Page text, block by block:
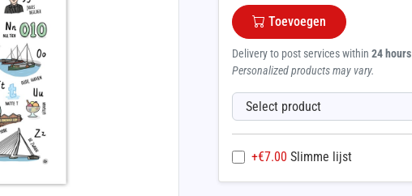
Toevoegen
Delivery to post services within 24 hours
Personalized products may vary.
+€7.00 Slimme lijst